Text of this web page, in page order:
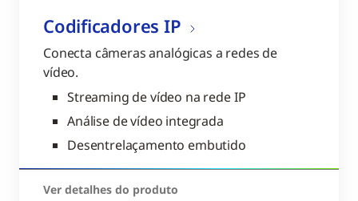
Codificadores IP
Conecta câmeras analógicas a redes de
vídeo.
Streaming de vídeo na rede IP
Análise de vídeo integrada
Desentrelaçamento embutido
Ver detalhes do produto